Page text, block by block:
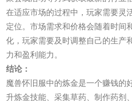
在适应市场的过程中，玩家需要灵
定位。市场需求和价格会随着时间
化，玩家需要及时调整自己的生产
力和盈利能力。
结论：
魔兽怀旧服中的炼金是一个赚钱的
升炼金技能、采集草药、制作药剂